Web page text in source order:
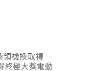
領機換取禮
終極大獎電動